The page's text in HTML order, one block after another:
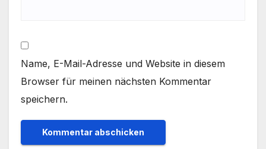
Name, E-Mail-Adresse und Website in diesem
Browser für meinen nächsten Kommentar
speichern.